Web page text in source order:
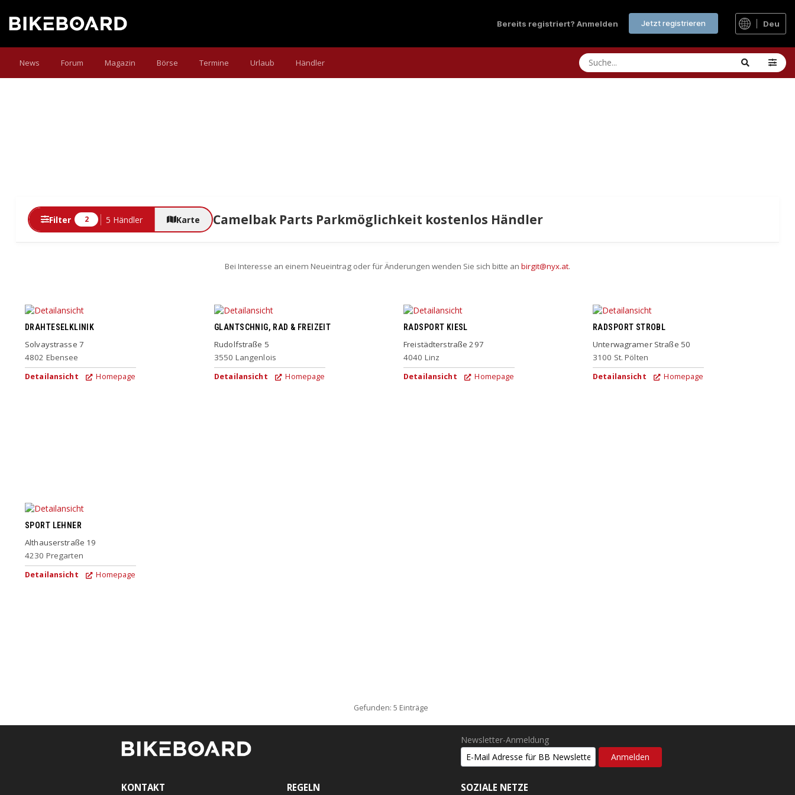
Bereits registriert? Anmelden Jetzt registrieren Deu
News Forum Magazin Börse Termine Urlaub Händler
Filter 2 5 Händler Karte Camelbak Parts Parkmöglichkeit kostenlos Händler
Bei Interesse an einem Neueintrag oder für Änderungen wenden Sie sich bitte an birgit@nyx.at.
DRAHTESELKLINIK
Solvaystrasse 7
4802 Ebensee
Detailansicht Homepage
GLANTSCHNIG, RAD & FREIZEIT
Rudolfstraße 5
3550 Langenlois
Detailansicht Homepage
RADSPORT KIESL
Freistädterstraße 297
4040 Linz
Detailansicht Homepage
RADSPORT STROBL
Unterwagramer Straße 50
3100 St. Pölten
Detailansicht Homepage
SPORT LEHNER
Althauserstraße 19
4230 Pregarten
Detailansicht Homepage
Gefunden: 5 Einträge
Newsletter-Anmeldung
KONTAKT REGELN SOZIALE NETZE